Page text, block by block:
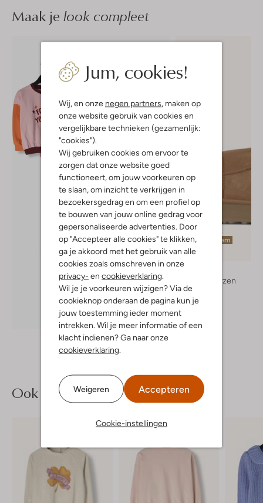
Jum, cookies!
Wij, en onze negen partners, maken op
onze website gebruik van cookies en
vergelijkbare technieken (gezamenlijk:
"cookies").
Wij gebruiken cookies om ervoor te
zorgen dat onze website goed
functioneert, om jouw voorkeuren op
te slaan, om inzicht te verkrijgen in
bezoekersgedrag en om een profiel op
te bouwen van jouw online gedrag voor
gepersonaliseerde advertenties. Door
op "Accepteer alle cookies" te klikken,
ga je akkoord met het gebruik van alle
cookies zoals omschreven in onze
privacy- en cookieverklaring.
Wil je je voorkeuren wijzigen? Via de
cookieknop onderaan de pagina kun je
jouw toestemming ieder moment
intrekken. Wil je meer informatie of een
klacht indienen? Ga naar onze
cookieverklaring.
Weigeren Accepteren
Cookie-instellingen
Maak je look compleet
Ontdek de look
Laatste item
Vachtlaarzen
€ 134,99
Ook iets voor jou?